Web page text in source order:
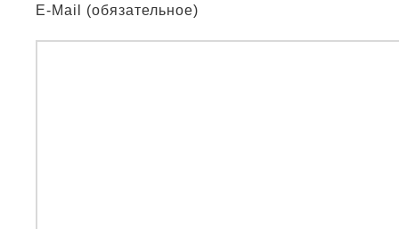
E-Mail (обязательное)